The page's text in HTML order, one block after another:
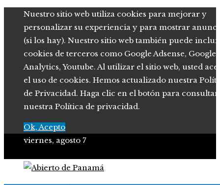
Nuestro sitio web utiliza cookies para mejorar y
personalizar su experiencia y para mostrar
(si los hay). Nuestro sitio web también puede
cookies de terceros como Google Adsense, Google
Analytics, Youtube. Al utilizar el sitio web, usted
el uso de cookies. Hemos actualizado nuestra
de Privacidad. Haga clic en el botón para consultar
nuestra Política de privacidad.
Ok, Acepto
viernes, agosto 7